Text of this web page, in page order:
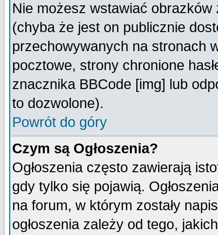
Nie możesz wstawiać
(chyba że jest on publicznie
przechowywanych na stronach
pocztowe, strony chronione
znacznika BBCode [img] lub
to dozwolone).
Powrót do góry
Czym są Ogłoszenia?
Ogłoszenia często zawierają
gdy tylko się pojawią.
na forum, w którym zostały
ogłoszenia zależy od tego,